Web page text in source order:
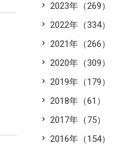
2023年（269）
2022年（334）
2021年（266）
2020年（309）
2019年（179）
2018年（61）
2017年（75）
2016年（154）